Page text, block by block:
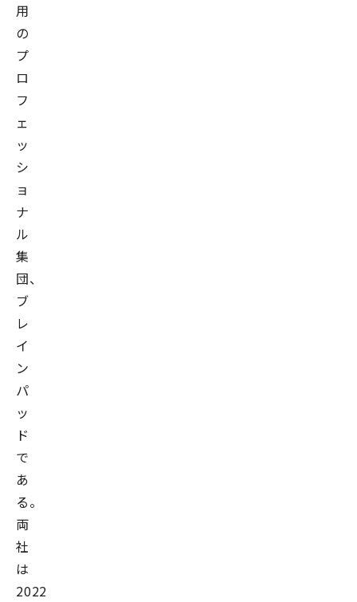
用
の
プ
ロ
フ
ェ
ッ
シ
ョ
ナ
ル
集
団、
ブ
レ
イ
ン
パ
ッ
ド
で
あ
る。
両
社
は
2022